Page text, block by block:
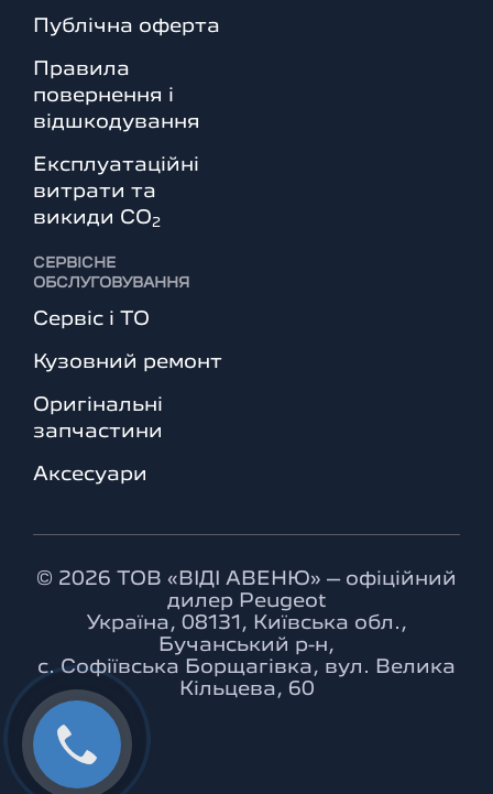
Публічна оферта
Правила
повернення і
відшкодування
Експлуатаційні
витрати та
викиди СО2
СЕРВІСНЕ
ОБСЛУГОВУВАННЯ
Сервіс і ТО
Кузовний ремонт
Оригінальні
запчастини
Аксесуари
© 2026 ТОВ «ВІДІ АВЕНЮ» – офіційний
дилер Peugeot
Україна, 08131, Київська обл.,
Бучанський р-н,
с. Софіївська Борщагівка, вул. Велика
Кільцева, 60